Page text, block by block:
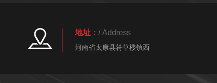
地址： / Address
河南省太康县符草楼镇西